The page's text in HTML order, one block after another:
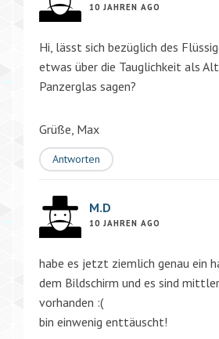
10 JAHREN AGO
Hi, lässt sich bezüglich des
etwas über die Tauglichkeit als
Panzerglas sagen?
Grüße, Max
Antworten
M.D
10 JAHREN AGO
habe es jetzt ziemlich genau ein
dem Bildschirm und es sind
vorhanden :(
bin einwenig enttäuscht!